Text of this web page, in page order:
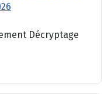
Décryptage